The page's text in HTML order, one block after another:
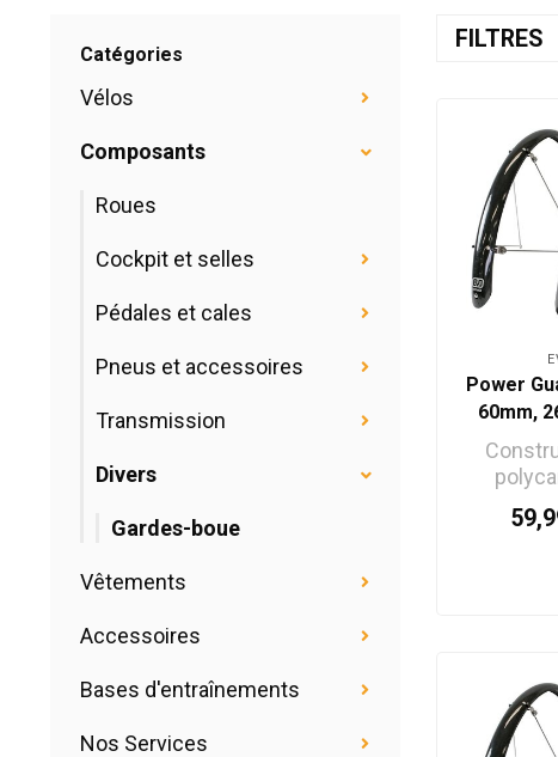
Catégories
Vélos
Composants
Roues
Cockpit et selles
Pédales et cales
Pneus et accessoires
Transmission
Divers
Gardes-boue
Vêtements
Accessoires
Bases d'entraînements
Nos Services
FILTRES
Power
60mm,
résistant